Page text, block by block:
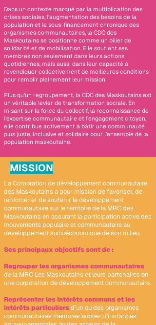
Dans un contexte marqué par la multiplication des
crises sociales, l’augmentation des besoins de la
population et le sous-financement chronique des
organismes communautaires, la CDC des
Maskoutains se positionne comme un pilier de
solidarité et de mobilisation. Elle soutient ses
membres non seulement dans leurs actions
quotidiennes, mais aussi dans leur capacité à
revendiquer collectivement de meilleures conditions
pour remplir pleinement leur mission.
Plus qu’un regroupement, la CDC des Maskoutains est
un véritable levier de transformation sociale. En
misant sur la force du collectif, la reconnaissance de
l’expertise communautaire et l’engagement citoyen,
elle contribue activement à bâtir une communauté
plus juste, inclusive et solidaire pour l’ensemble de la
population maskoutaine.
MISSION
La Corporation de développement communautaire
des Maskoutains a pour mission de favoriser, de
renforcer et de soutenir le développement
communautaire sur le territoire de la MRC des
Maskoutains en assurant la participation active des
mouvements populaire et communautaire au
développement socioéconomique de son milieu.
Ses principaux objectifs sont de :
Regrouper les organismes communautaires
de la MRC Les Maskoutains et leurs partenaires en
une corporation de développement communautaire.
Représenter les intérêts communs et les
intérêts particuliersd’un ou des organismes
communautaires membres auprès d’instances